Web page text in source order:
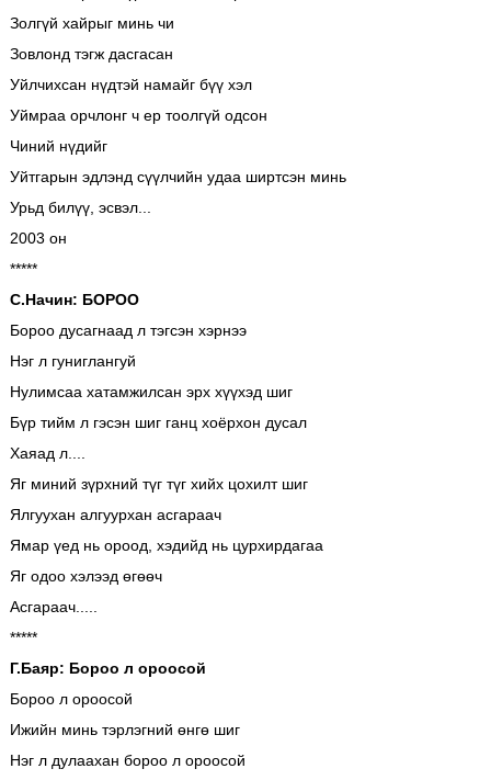
Золгүй хайрыг минь чи
Зовлонд тэгж дасгасан
Уйлчихсан нүдтэй намайг бүү хэл
Уймраа орчлонг ч ер тоолгүй одсон
Чиний нүдийг
Уйтгарын эдлэнд сүүлчийн удаа ширтсэн минь
Урьд билүү, эсвэл...
2003 он
*****
С.Начин: БОРОО
Бороо дусагнаад л тэгсэн хэрнээ
Нэг л гуниглангуй
Нулимсаа хатамжилсан эрх хүүхэд шиг
Бүр тийм л гэсэн шиг ганц хоёрхон дусал
Хаяад л....
Яг миний зүрхний түг түг хийх цохилт шиг
Ялгуухан алгуурхан асгараач
Ямар үед нь ороод, хэдийд нь цурхирдагаа
Яг одоо хэлээд өгөөч
Асгараач.....
*****
Г.Баяр: Бороо л ороосой
Бороо л ороосой
Ижийн минь тэрлэгний өнгө шиг
Нэг л дулаахан бороо л ороосой